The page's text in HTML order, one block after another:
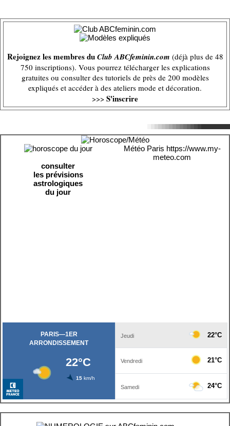
Rejoignez les membres duClub ABCfeminin.com (déjà plus de 48
750 inscriptions). Vous pourrez télécharger les explications
gratuites ou consulter des tutoriels de près de 200 modèles
expliqués et accéder à des ateliers mode et décoration.
>>> S'inscrire
consulter
les prévisions
astrologiques
du jour
Météo Paris https://www.my-
meteo.com